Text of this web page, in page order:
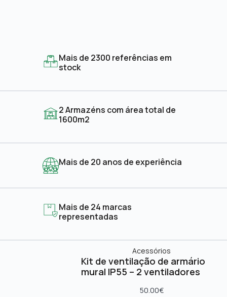
Mais de 2300 referências em
stock
2 Armazéns com área total de
1600m2
Mais de 20 anos de experiência
Mais de 24 marcas
representadas
Acessórios
Kit de ventilação de armário
mural IP55 – 2 ventiladores
50.00€